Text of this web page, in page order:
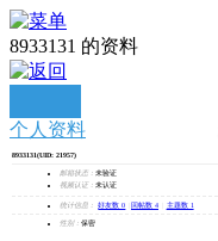
8933131 的资料
个人资料
8933131(UID: 21957)
邮箱状态： 未验证
视频认证： 未认证
统计信息： 好友数 0 回帖数 4 主题数 1
性别： 保密